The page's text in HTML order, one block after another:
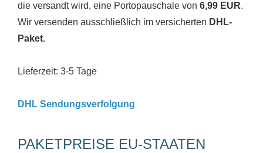
die versandt wird, eine Portopauschale von 6,99 EUR.
Wir versenden ausschließlich im versicherten DHL-
Paket.
Lieferzeit: 3-5 Tage
DHL Sendungsverfolgung
PAKETPREISE EU-STAATEN